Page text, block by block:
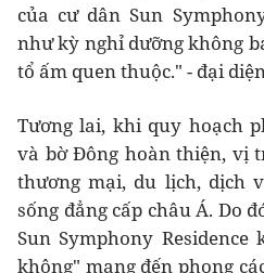
của cư dân Sun
như kỳ nghỉ dưỡng không
tổ ấm quen thuộc." - đại
Tương lai, khi quy hoạch
và bờ Đông hoàn thiện, vị
thương mại, du lịch, dịch
sống đẳng cấp châu Á. Do
Sun Symphony
không" mang đến phong